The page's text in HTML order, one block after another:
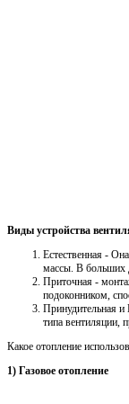
Виды устройства
Естественная -
массы. В больших
Приточная -
подоконником,
Принудительная
типа вентиляции,
Какое отопление
1) Газовое отопление